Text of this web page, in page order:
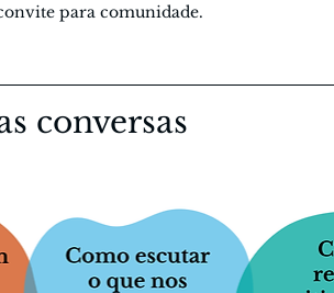
para comunidade.
conversas